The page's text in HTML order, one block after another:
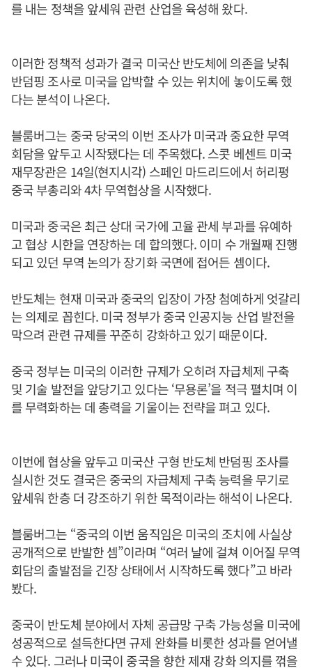
를 내는 정책을 앞세워 관련 산업을 육성해 왔다.
이러한 정책적 성과가 결국 미국산 반도체에 의존을 낮춰
반덤핑 조사로 미국을 압박할 수 있는 위치에 놓이도록 했
다는 분석이 나온다.
블룸버그는 중국 당국의 이번 조사가 미국과 중요한 무역
회담을 앞두고 시작됐다는 데 주목했다. 스콧 베센트 미국
재무장관은 14일(현지시각) 스페인 마드리드에서 허리펑
중국 부총리와 4차 무역협상을 시작했다.
미국과 중국은 최근 상대 국가에 고율 관세 부과를 유예하
고 협상 시한을 연장하는 데 합의했다. 이미 수 개월째 진행
되고 있던 무역 논의가 장기화 국면에 접어든 셈이다.
반도체는 현재 미국과 중국의 입장이 가장 첨예하게 엇갈리
는 의제로 꼽힌다. 미국 정부가 중국 인공지능 산업 발전을
막으려 관련 규제를 꾸준히 강화하고 있기 때문이다.
중국 정부는 미국의 이러한 규제가 오히려 자급체제 구축
및 기술 발전을 앞당기고 있다는 ‘무용론’을 적극 펼치며 이
를 무력화하는 데 총력을 기울이는 전략을 펴고 있다.
이번에 협상을 앞두고 미국산 구형 반도체 반덤핑 조사를
실시한 것도 결국은 중국의 자급체제 구축 능력을 무기로
앞세워 한층 더 강조하기 위한 목적이라는 해석이 나온다.
블룸버그는 “중국의 이번 움직임은 미국의 조치에 사실상
공개적으로 반발한 셈”이라며 “여러 날에 걸쳐 이어질 무역
회담의 출발점을 긴장 상태에서 시작하도록 했다”고 바라
봤다.
중국이 반도체 분야에서 자체 공급망 구축 가능성을 미국에
성공적으로 설득한다면 규제 완화를 비롯한 성과를 얻어낼
수 있다. 그러나 미국이 중국을 향한 제재 강화 의지를 꺾을